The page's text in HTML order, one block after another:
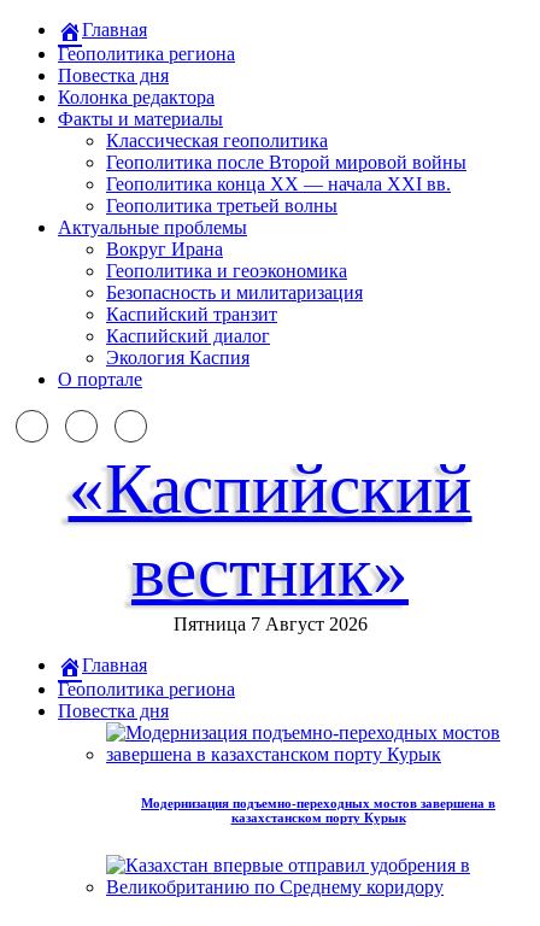
Главная
Геополитика региона
Повестка дня
Колонка редактора
Факты и материалы
Классическая геополитика
Геополитика после Второй мировой войны
Геополитика конца XX — начала XXI вв.
Геополитика третьей волны
Актуальные проблемы
Вокруг Ирана
Геополитика и геоэкономика
Безопасность и милитаризация
Каспийский транзит
Каспийский диалог
Экология Каспия
О портале
«Каспийский
вестник»
Пятница 7 Август 2026
Главная
Геополитика региона
Повестка дня
Модернизация подъемно-переходных мостов завершена в
казахстанском порту Курык